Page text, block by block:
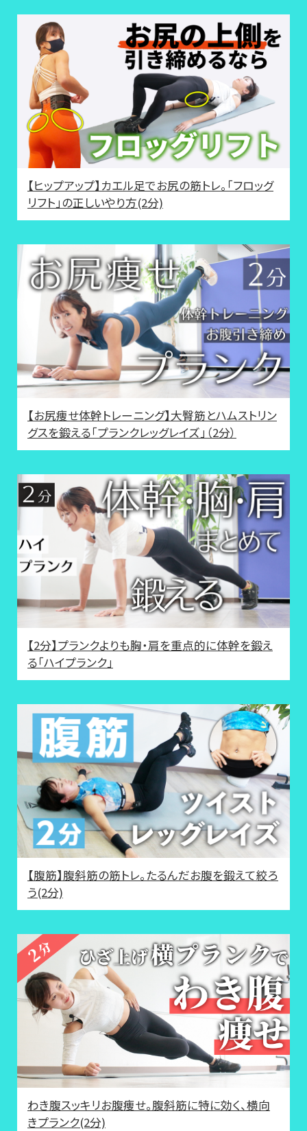
【ヒップアップ】カエル足でお尻の筋トレ。「フロッグ
リフト」の正しいやり方(2分)
【お尻痩せ体幹トレーニング】大臀筋とハムストリン
グスを鍛える「プランクレッグレイズ」（2分）
【2分】プランクよりも胸・肩を重点的に体幹を鍛え
る「ハイプランク」
【腹筋】腹斜筋の筋トレ。たるんだお腹を鍛えて絞ろ
う(2分)
わき腹スッキリお腹痩せ。腹斜筋に特に効く、横向
きプランク(2分)